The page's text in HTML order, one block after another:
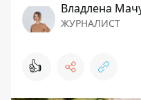
Владлена
ЖУРНАЛИСТ
👍